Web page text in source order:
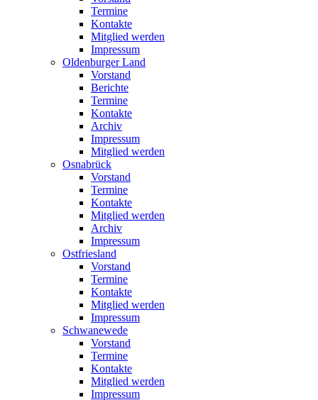
Termine
Kontakte
Mitglied werden
Impressum
Oldenburger Land
Vorstand
Berichte
Termine
Kontakte
Archiv
Impressum
Mitglied werden
Osnabrück
Vorstand
Termine
Kontakte
Mitglied werden
Archiv
Impressum
Ostfriesland
Vorstand
Termine
Kontakte
Mitglied werden
Impressum
Schwanewede
Vorstand
Termine
Kontakte
Mitglied werden
Impressum